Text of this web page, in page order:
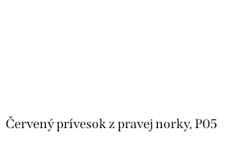
Červený prívesok z pravej norky, P05